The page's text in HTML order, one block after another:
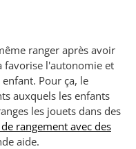
ranger après avoir
favorise l'autonomie et
Pour ça, le
auxquels les enfants
les jouets dans des
rangement avec des
aide.